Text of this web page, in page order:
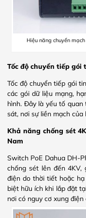
Hiệu năng chuyển
Tốc độ chuyển tiếp gói
Tốc độ chuyển tiếp gói
các gói dữ liệu mạng,
hình. Đây là yếu tố
sát, nơi sự liền mạch
Khả năng chống sét
Nam
Switch PoE Dahua DH-
chống sét lên đến
điện do thời tiết hoặc
biệt hữu ích khi lắp đặt
nơi có nguy cơ xung điện